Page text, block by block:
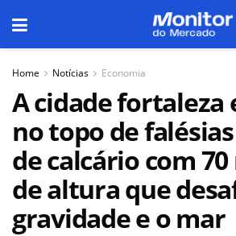
Home Notícias Economia
A cidade fortaleza
no topo de
de calcário com
de altura que
gravidade e o mar